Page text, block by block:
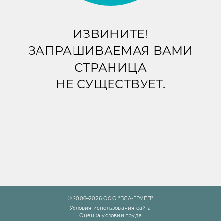
ИЗВИНИТЕ!
ЗАПРАШИВАЕМАЯ ВАМИ
СТРАНИЦА
НЕ СУЩЕСТВУЕТ.
© 2006–2026 ООО "БСА-ГРУПП"
Условия использования сайта
Оценка условий труда